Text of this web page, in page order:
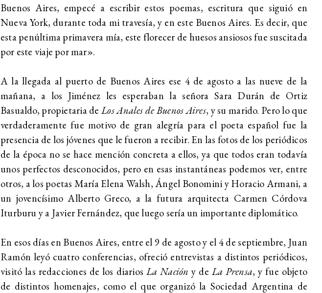
Buenos Aires, empecé a escribir estos poemas, escritura que siguió en
Nueva York, durante toda mi travesía, y en este Buenos Aires. Es decir, que
esta penúltima primavera mía, este florecer de huesos ansiosos fue suscitada
por este viaje por mar».
A la llegada al puerto de Buenos Aires ese 4 de agosto a las nueve de la
mañana, a los Jiménez les esperaban la señora Sara Durán de Ortiz
Basualdo, propietaria deLosAnales de Buenos Aires, y su marido. Pero lo que
verdaderamente fue motivo de gran alegría para el poeta español fue la
presencia de los jóvenes que le fueron a recibir. En las fotos de los periódicos
de la época no se hace mención concreta a ellos, ya que todos eran todavía
unos perfectos desconocidos, pero en esas instantáneas podemos ver, entre
otros, a los poetas María Elena Walsh, Ángel Bonomini y Horacio Armani, a
un jovencísimo Alberto Greco, a la futura arquitecta Carmen Córdova
Iturburu y a Javier Fernández, que luego sería un importante diplomático.
En esos días en Buenos Aires, entre el 9 de agosto y el 4 de septiembre, Juan
Ramón leyó cuatro conferencias, ofreció entrevistas a distintos periódicos,
visitó las redacciones de los diariosLa Nación y deLa Prensa, y fue objeto
de distintos homenajes, como el que organizó la Sociedad Argentina de